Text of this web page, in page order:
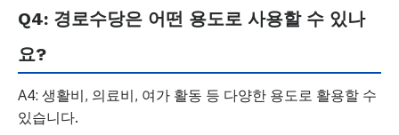
Q4: 경로수당은 어떤 용도로 사용할 수 있나
요?
A4: 생활비, 의료비, 여가 활동 등 다양한 용도로 활용할 수
있습니다.